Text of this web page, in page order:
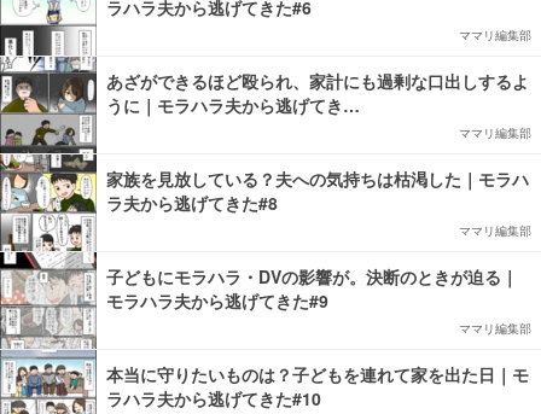
ラハラ夫から逃げてきた#6
ママリ編集部
あざができるほど殴られ、家計にも過剰な口出しするよ
うに｜モラハラ夫から逃げてき…
ママリ編集部
家族を見放している？夫への気持ちは枯渇した｜モラハ
ラ夫から逃げてきた#8
ママリ編集部
子どもにモラハラ・DVの影響が。決断のときが迫る｜
モラハラ夫から逃げてきた#9
ママリ編集部
本当に守りたいものは？子どもを連れて家を出た日｜モ
ラハラ夫から逃げてきた#10